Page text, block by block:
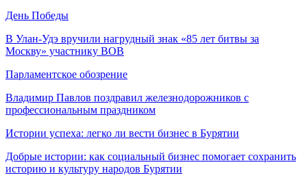
День Победы
В Улан-Удэ вручили нагрудный знак «85 лет битвы за
Москву» участнику ВОВ
Парламентское обозрение
Владимир Павлов поздравил железнодорожников с
профессиональным праздником
Истории успеха: легко ли вести бизнес в Бурятии
Добрые истории: как социальный бизнес помогает сохранить
историю и культуру народов Бурятии